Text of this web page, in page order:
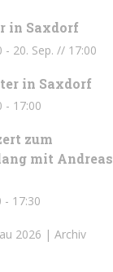
in Saxdorf
- 20. Sep. // 17:00
in Saxdorf
- 17:00
zum
mit Andreas
- 17:30
2026 | Archiv